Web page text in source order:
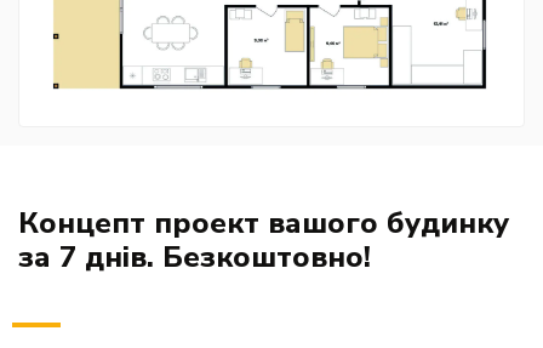
Концепт проект вашого будинку
за 7 днів. Безкоштовно!